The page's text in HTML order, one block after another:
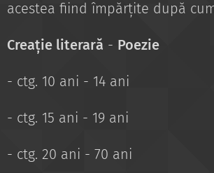
acestea fiind împărțite după
Creație literară - Poezie
- ctg. 10 ani - 14 ani
- ctg. 15 ani - 19 ani
- ctg. 20 ani - 70 ani